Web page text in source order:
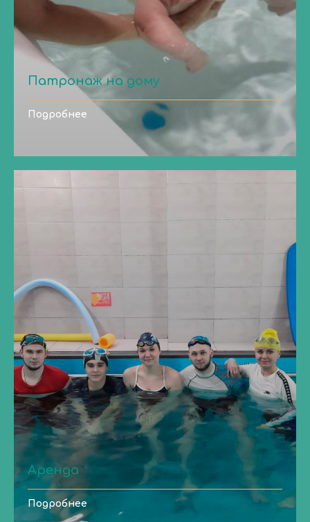
Патронаж на дому
Подробнее
Аренда
Подробнее